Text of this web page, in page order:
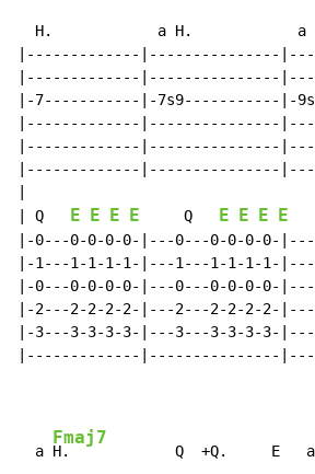
H.            a H.            a
|-------------|---------------
|-------------|---------------
|-7-----------|-7s9-----------|-
|-------------|---------------
|-------------|---------------
|-------------|---------------
| Q
E E E E
     Q
E E E E
|-0---0-0-0-0-|---0---0-0-0-0-|---
|-1---1-1-1-1-|---1---1-1-1-1-|---
|-0---0-0-0-0-|---0---0-0-0-0-|---
|-2---2-2-2-2-|---2---2-2-2-2-|---
|-3---3-3-3-3-|---3---3-3-3-3-|---
|-------------|---------------
  a
Fmaj7
H.            Q  +Q.     E   a